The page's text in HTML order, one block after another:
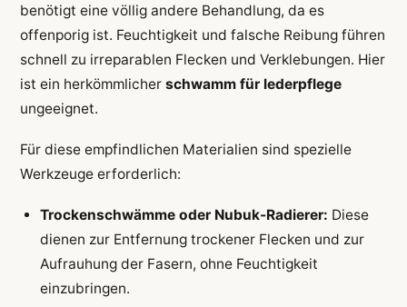
benötigt eine völlig andere Behandlung, da es
offenporig ist. Feuchtigkeit und falsche Reibung führen
schnell zu irreparablen Flecken und Verklebungen. Hier
ist ein herkömmlicher schwamm für lederpflege
ungeeignet.
Für diese empfindlichen Materialien sind spezielle
Werkzeuge erforderlich:
Trockenschwämme oder Nubuk-Radierer: Diese
dienen zur Entfernung trockener Flecken und zur
Aufrauhung der Fasern, ohne Feuchtigkeit
einzubringen.